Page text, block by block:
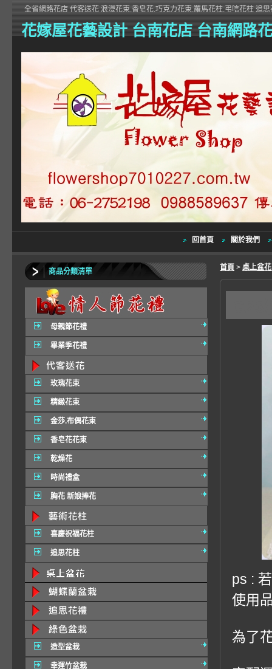
花嫁屋花藝設計 台南花店 台南網路
全省網路花店 代客送花 浪漫花束.香皂花.巧克力花束.羅馬花柱.弔唁花柱 追
回首頁 關於我們
商品分類清單
母親節花禮
畢業季花禮
玫瑰花束
精緻花束
金莎.布偶花束
香皂花花束
乾燥花
時尚禮盒
胸花 新娘捧花
喜慶祝福花柱
追思花柱
造型盆栽
幸運竹盆栽
首頁 > 桌上盆
ps :
使用
為了